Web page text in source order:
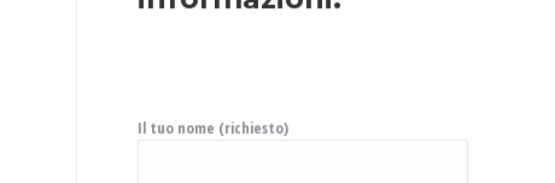
Il tuo nome (richiesto)